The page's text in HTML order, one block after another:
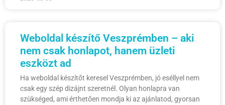
Weboldal készítő Veszprémben – aki
nem csak honlapot, hanem üzleti
eszközt ad
Ha weboldal készítőt keresel Veszprémben, jó eséllyel nem
csak egy szép dizájnt szeretnél. Olyan honlapra van
szükséged, ami érthetően mondja ki az ajánlatod, gyorsan